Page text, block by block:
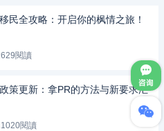
民全攻略：开启你的枫情之旅！
閱讀
策更新：拿PR的方法与新要求汇
閱讀